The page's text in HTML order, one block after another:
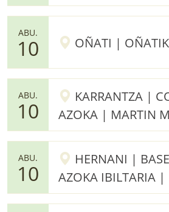
ABU.
10 OÑATI |
ABU.
10
KARRANTZA |
AZOKA | MARTIN
ABU.
10
HERNANI |
AZOKA IBILTARIA |